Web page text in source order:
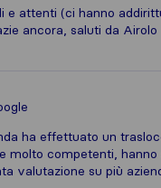
e attenti (ci hanno
ancora, saluti da Airolo
ha effettuato un
molto competenti,
valutazione su più